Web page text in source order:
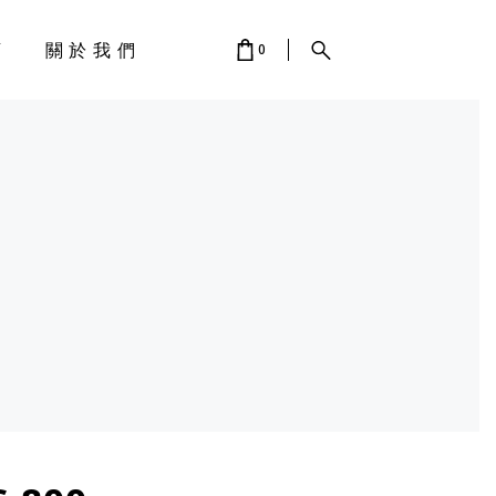
關於我們 0